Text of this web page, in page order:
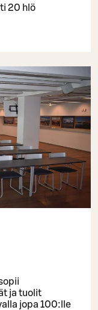
20 hlö
ja tuolit
jopa 100:lle